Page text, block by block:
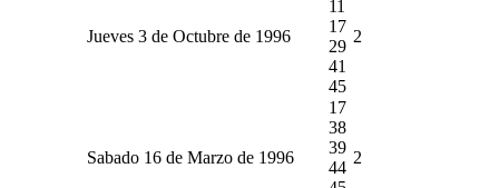
Jueves 3 de Octubre de 1996
11
17
29
41
45
2
Sabado 16 de Marzo de 1996
17
38
39
44
2